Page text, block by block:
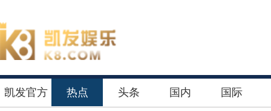
凯发官方 热点 头条 国内 国际